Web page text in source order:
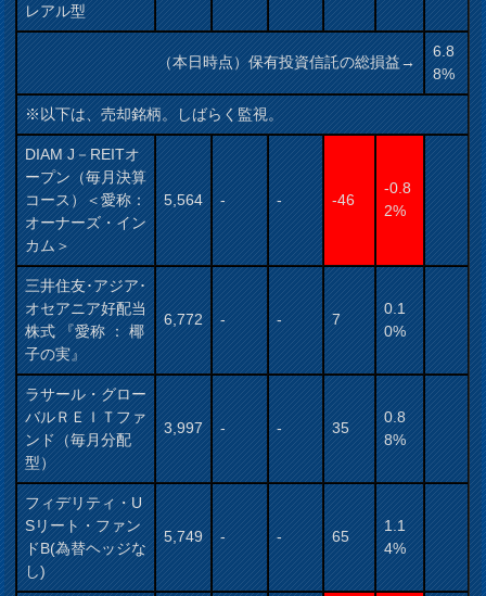
レアル型
（本日時点）保有投資信託の総損益→
6.8
8%
※以下は、売却銘柄。しばらく監視。
DIAM J－REITオ
ープン（毎月決算
コース）＜愛称：
オーナーズ・イン
カム＞
5,564 - - -46
-0.8
2%
三井住友･アジア･
オセアニア好配当
株式 『愛称 ： 椰
子の実』
6,772 - - 7
0.1
0%
ラサール・グロー
バルＲＥＩＴファ
ンド（毎月分配
型）
3,997 - - 35
0.8
8%
フィデリティ・U
Sリート・ファン
ドB(為替ヘッジな
し)
5,749 - - 65
1.1
4%